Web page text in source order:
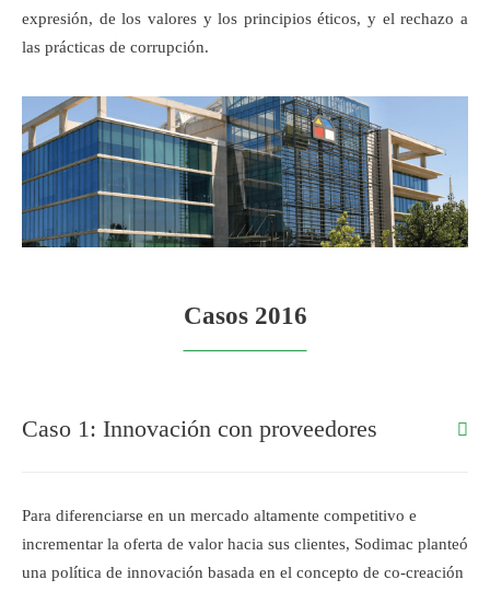
expresión, de los valores y los principios éticos, y el rechazo a
las prácticas de corrupción.
Casos 2016
Caso 1: Innovación con proveedores
Para diferenciarse en un mercado altamente competitivo e
incrementar la oferta de valor hacia sus clientes, Sodimac planteó
una política de innovación basada en el concepto de co-creación